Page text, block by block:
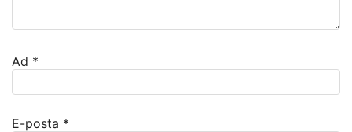
Ad *
E-posta *